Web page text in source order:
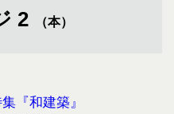
2 （本）
『和建築』